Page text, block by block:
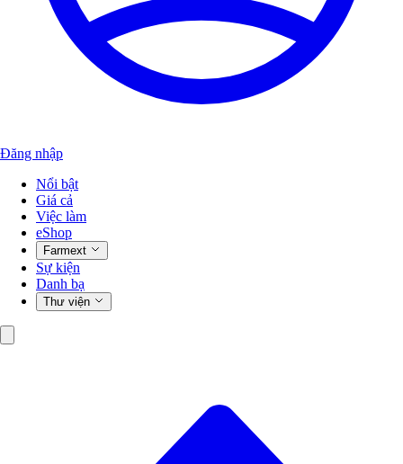
Đăng nhập
Nổi bật
Giá cả
Việc làm
eShop
Farmext
Sự kiện
Danh bạ
Thư viện